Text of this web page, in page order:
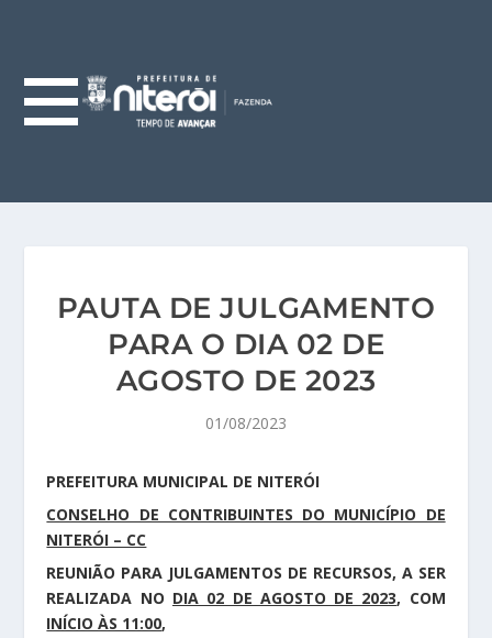
PAUTA DE JULGAMENTO
PARA O DIA 02 DE
AGOSTO DE 2023
01/08/2023
PREFEITURA MUNICIPAL DE NITERÓI
CONSELHO DE CONTRIBUINTES DO MUNICÍPIO DE
NITERÓI – CC
REUNIÃO PARA JULGAMENTOS DE RECURSOS, A SER
REALIZADA NO DIA 02 DE AGOSTO DE 2023, COM
INÍCIO ÀS 11:00,